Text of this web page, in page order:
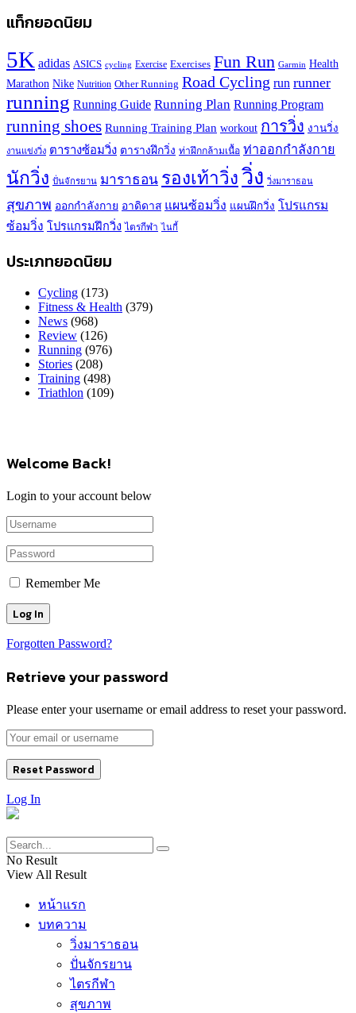
แท็กยอดนิยม
5K adidas ASICS cycling Exercise Exercises Fun Run Garmin Health
Marathon Nike Nutrition Other Running Road Cycling run runner
running Running Guide Running Plan Running Program
running shoes Running Training Plan workout การวิ่ง งานวิ่ง
งานแข่งวิ่ง ตารางซ้อมวิ่ง ตารางฝึกวิ่ง ท่าฝึกกล้ามเนื้อ ท่าออกกำลังกาย
นักวิ่ง ปั่นจักรยาน มาราธอน รองเท้าวิ่ง วิ่ง วิ่งมาราธอน
สุขภาพ ออกกำลังกาย อาดิดาส แผนซ้อมวิ่ง แผนฝึกวิ่ง โปรแกรม
ซ้อมวิ่ง โปรแกรมฝึกวิ่ง ไตรกีฬา ไนกี้
ประเภทยอดนิยม
Cycling (173)
Fitness & Health (379)
News (968)
Review (126)
Running (976)
Stories (208)
Training (498)
Triathlon (109)
Welcome Back!
Login to your account below
Remember Me
Forgotten Password?
Retrieve your password
Please enter your username or email address to reset your password.
Log In
No Result
View All Result
หน้าแรก
บทความ
วิ่งมาราธอน
ปั่นจักรยาน
ไตรกีฬา
สุขภาพ